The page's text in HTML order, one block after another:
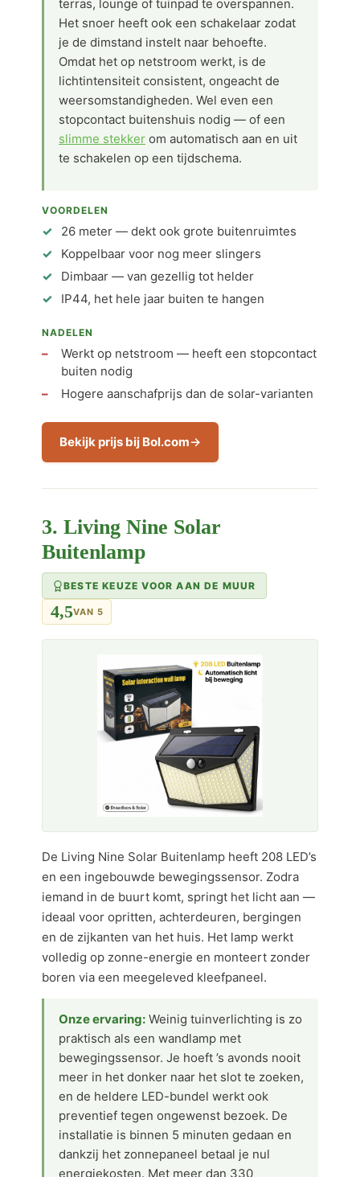
terras, lounge of tuinpad te overspannen.
Het snoer heeft ook een schakelaar zodat
je de dimstand instelt naar behoefte.
Omdat het op netstroom werkt, is de
lichtintensiteit consistent, ongeacht de
weersomstandigheden. Wel even een
stopcontact buitenshuis nodig — of een
slimme stekker om automatisch aan en uit
te schakelen op een tijdschema.
VOORDELEN
26 meter — dekt ook grote buitenruimtes
Koppelbaar voor nog meer slingers
Dimbaar — van gezellig tot helder
IP44, het hele jaar buiten te hangen
NADELEN
Werkt op netstroom — heeft een stopcontact
buiten nodig
Hogere aanschafprijs dan de solar-varianten
Bekijk prijs bij Bol.com
3. Living Nine Solar
Buitenlamp
BESTE KEUZE VOOR AAN DE MUUR
4,5VAN 5
De Living Nine Solar Buitenlamp heeft 208 LED’s
en een ingebouwde bewegingssensor. Zodra
iemand in de buurt komt, springt het licht aan —
ideaal voor opritten, achterdeuren, bergingen
en de zijkanten van het huis. Het lamp werkt
volledig op zonne-energie en monteert zonder
boren via een meegeleved kleefpaneel.
Onze ervaring: Weinig tuinverlichting is zo
praktisch als een wandlamp met
bewegingssensor. Je hoeft ’s avonds nooit
meer in het donker naar het slot te zoeken,
en de heldere LED-bundel werkt ook
preventief tegen ongewenst bezoek. De
installatie is binnen 5 minuten gedaan en
dankzij het zonnepaneel betaal je nul
energiekosten. Met meer dan 330